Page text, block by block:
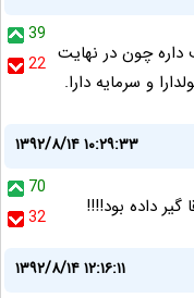
39
22 چون در نهایت
و سرمایه دارا.
۱۳۹۲/۸/۱۴ ۱۰:۲۹:۳۳
70
32
داده بود!!!!
۱۳۹۲/۸/۱۴ ۱۲:۱۶:۱۱